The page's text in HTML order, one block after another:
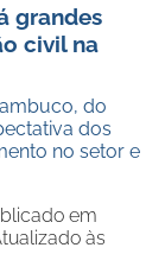
grandes
civil na
do
dos
no setor e
em
às